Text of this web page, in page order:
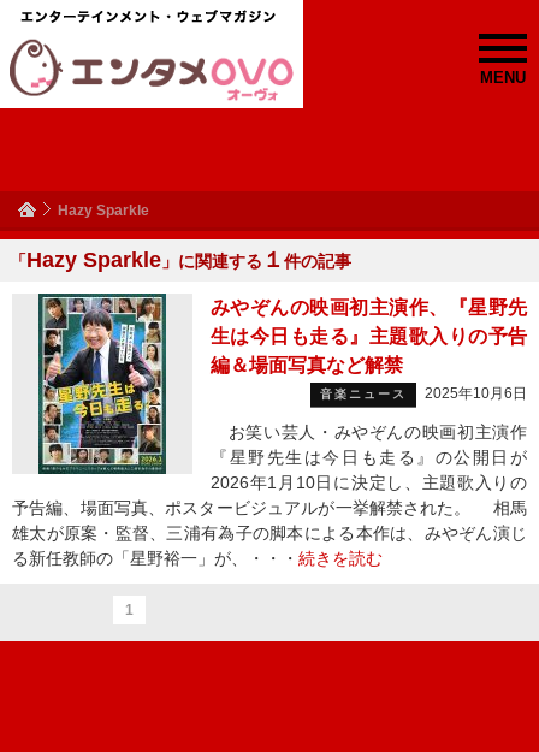
MENU
Hazy Sparkle
「Hazy Sparkle 」に関連する １ 件の記事
みやぞんの映画初主演作、『星野先
生は今日も走る』主題歌入りの予告
編＆場面写真など解禁
音楽ニュース 2025年10月6日
お笑い芸人・みやぞんの映画初主演作
『星野先生は今日も走る』の公開日が
2026年1月10日に決定し、主題歌入りの
予告編、場面写真、ポスタービジュアルが一挙解禁された。 相馬
雄太が原案・監督、三浦有為子の脚本による本作は、みやぞん演じ
る新任教師の「星野裕一」が、・・・ 続きを読む
1